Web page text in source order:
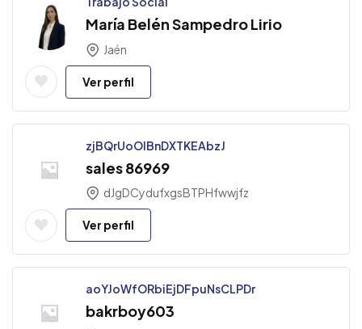
María Belén Sampedro Lirio
Jaén
Ver perfil
zjBQrUoOlBnDXTKEAbzJ
sales 86969
dJgDCydufxgsBTPHfwwjfz
Ver perfil
aoYJoWfORbiEjDFpuNsCLPDr
bakrboy603